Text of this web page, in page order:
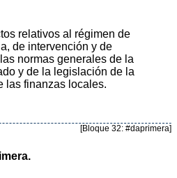
relativos al régimen de
de intervención y de
normas generales de la
y de la legislación de la
las finanzas locales.
[Bloque 32: #daprimera]